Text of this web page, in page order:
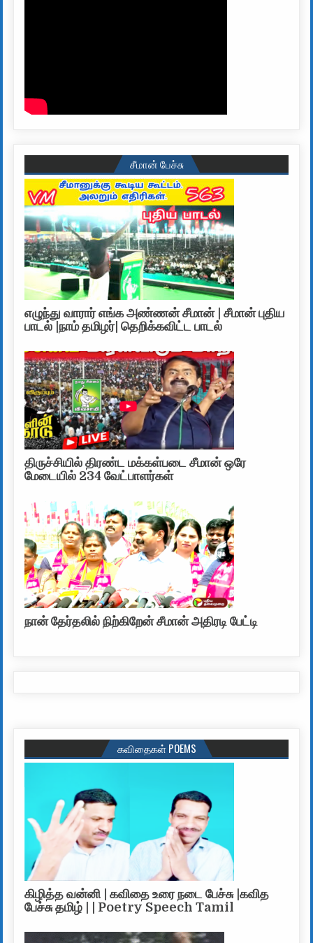
சீமான் பேச்சு
எழுந்து வாரார் எங்க அண்ணன் சீமான் | சீமான் புதிய
பாடல் |நாம் தமிழர்| தெறிக்கவிட்ட பாடல்
திருச்சியில் திரண்ட மக்கள்படை சீமான் ஒரே
மேடையில் 234 வேட்பாளர்கள்
நான் தேர்தலில் நிற்கிறேன் சீமான் அதிரடி பேட்டி
கவிதைகள் POEMS
கிழித்த வன்னி | கவிதை உரை நடை பேச்சு |கவித
பேச்சு தமிழ் | | Poetry Speech Tamil